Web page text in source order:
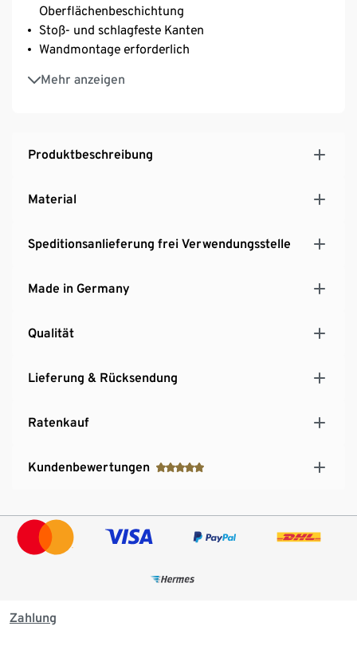
Oberflächenbeschichtung
Stoß- und schlagfeste Kanten
Wandmontage erforderlich
Mehr anzeigen
Umweltfreundlich, ohne Styropor verpackt
Hersteller: Germania
Produktbeschreibung
Material
Speditionsanlieferung frei Verwendungsstelle
Made in Germany
Qualität
Lieferung & Rücksendung
Ratenkauf
Kundenbewertungen
Zahlung